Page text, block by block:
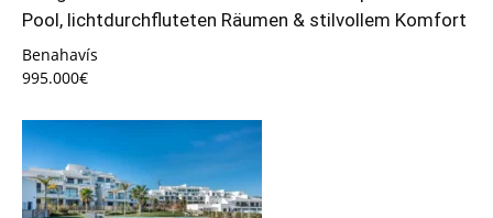
Pool, lichtdurchfluteten Räumen & stilvollem Komfort
Benahavís
995.000€